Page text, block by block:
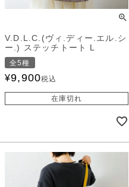
V.D.L.C.(ヴィ.ディー.エル.シ
ー.) ステッチトート L
全5種
¥9,900税込
在庫切れ